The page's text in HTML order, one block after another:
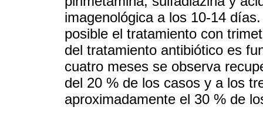
imagenológica a los 10-14
posible el tratamiento con
del tratamiento antibiótico es
cuatro meses se observa
del 20 % de los casos y a los
aproximadamente el 30 % de